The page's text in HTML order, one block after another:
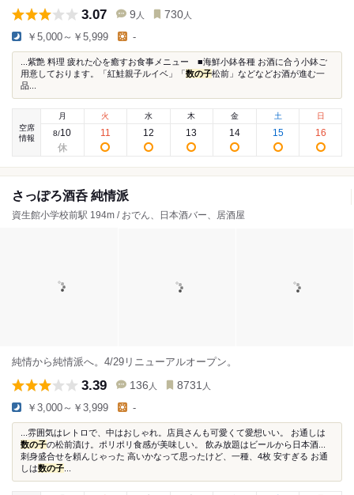
3.07 9 人 730 人
￥5,000～￥5,999 -
...紫艶 料理 疲れた心を癒すお食事メニュー ■海鮮小鉢各種 お酒に合う小鉢ご
用意しております。「紅鮭親子ルイベ」「 数の子松前」などなどお酒が進む一
品...
空席
情報
月
8/10
火
11
水
12
木
13
金
14
土
15
日
16
さっぽろ酒呑 純情派
資生館小学校前駅 194m / おでん、日本酒バー、居酒屋
純情から純情派へ。4/29リニューアルオープン。
3.39 136 人 8731 人
￥3,000～￥3,999 -
...雰囲気はレトロで、中はおしゃれ。店員さんも可愛くて愛想いい。 お通しは
数の子の松前漬け。ポリポリ食感が美味しい。 飲み放題はビールから日本酒...
刺身盛合せを頼んじゃった 高いかなって思ったけど、一種、4枚 安すぎる お通
しは数の子